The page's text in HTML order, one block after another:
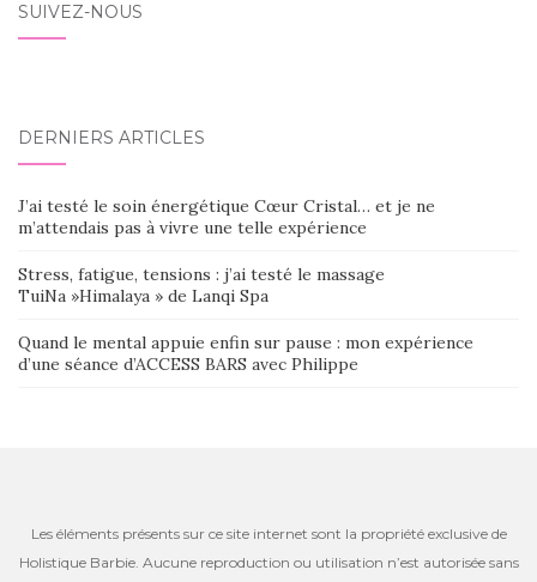
SUIVEZ-NOUS
DERNIERS ARTICLES
J’ai testé le soin énergétique Cœur Cristal… et je ne
m’attendais pas à vivre une telle expérience
Stress, fatigue, tensions : j’ai testé le massage
TuiNa »Himalaya » de Lanqi Spa
Quand le mental appuie enfin sur pause : mon expérience
d’une séance d’ACCESS BARS avec Philippe
Les éléments présents sur ce site internet sont la propriété exclusive de
Holistique Barbie. Aucune reproduction ou utilisation n’est autorisée sans